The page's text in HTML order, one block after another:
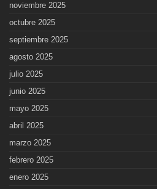
noviembre 2025
octubre 2025
septiembre 2025
agosto 2025
julio 2025
junio 2025
mayo 2025
abril 2025
marzo 2025
febrero 2025
enero 2025